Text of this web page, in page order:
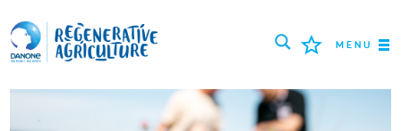
MENU
МИССИЯ